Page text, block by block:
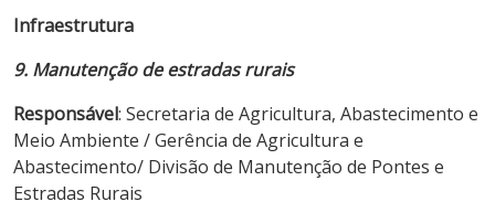
Infraestrutura
9. Manutenção de estradas rurais
Responsável: Secretaria de Agricultura, Abastecimento e
Meio Ambiente / Gerência de Agricultura e
Abastecimento/ Divisão de Manutenção de Pontes e
Estradas Rurais